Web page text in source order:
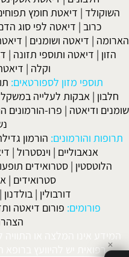
השוקולד | דיאטת חומץ
כרוב | דיאטה לפי סוג
הארומה | דיאטה ושומנים |
הזון | דיאטה ותוספי תזונה |
וקלה |
תוספי מזון לספורטאים:
חלבון | אבקות לעלייה במשקל
שומנים ודיאטה | פרו-הורמונים
תרופות והורמונים: הורמון
אנאבוליים | וינסטרול |
הלוטסטין | סטרואידים
סטרואידים |
דורבולין | בולדנון |
פורומים: פורום דיאטה
המידע אינו המלצה או
רפואית יש להיוועץ ✕